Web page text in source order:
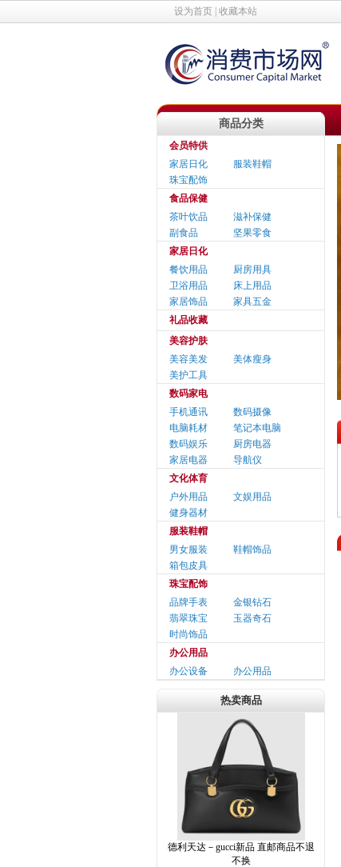
设为首页 收藏本站
商品分类
会员特供
家居日化
服装鞋帽
珠宝配饰
食品保健
茶叶饮品
滋补保健
副食品
坚果零食
家居日化
餐饮用品
厨房用具
卫浴用品
床上用品
家居饰品
家具五金
礼品收藏
美容护肤
美容美发
美体瘦身
美护工具
数码家电
手机通讯
数码摄像
电脑耗材
笔记本电脑
数码娱乐
厨房电器
家居电器
导航仪
文化体育
户外用品
文娱用品
健身器材
服装鞋帽
男女服装
鞋帽饰品
箱包皮具
珠宝配饰
品牌手表
金银钻石
翡翠珠宝
玉器奇石
时尚饰品
办公用品
办公设备
办公用品
热卖商品
德利天达－gucci新品 直邮商品不退
不换